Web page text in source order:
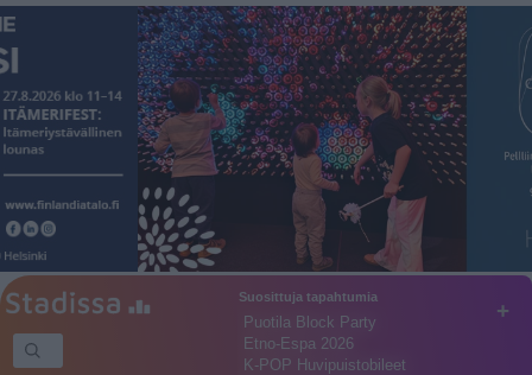
+
Suosittuja tapahtumia
Puotila Block Party
Etno-Espa 2026
K-POP Huvipuistobileet